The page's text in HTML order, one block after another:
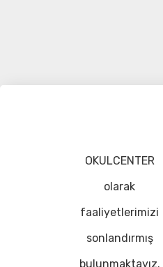
OKULCENTER
olarak
faaliyetlerimizi
sonlandırmış
bulunmaktayız.